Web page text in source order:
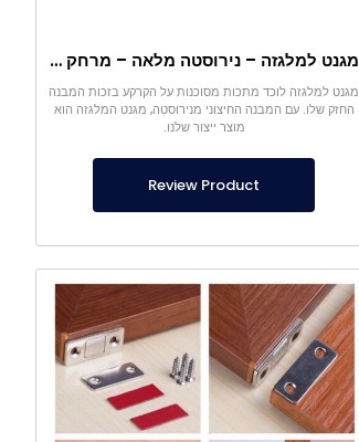
מגנט למלגזה – נירוסטה מלאה – מרחק אפקטיבי 10 ס"מ – שחרור קל עם ידית
מגנט למלגזה לוכד מתכות מסוכנות על הקרקע בזכות המבנה
החזק שלו. עם המבנה החיצוני מנירוסטה, מגנט המלגזה הוא
מוצר ייצור שלנו.
Review Product